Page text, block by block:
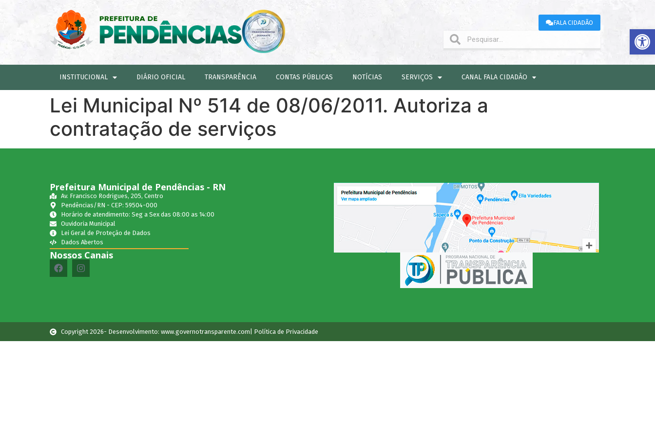
Abrir
FALA CIDADÃO
INSTITUCIONAL DIÁRIO OFICIAL TRANSPARÊNCIA CONTAS PÚBLICAS NOTÍCIAS SERVIÇOS CANAL FALA CIDADÃO
Lei Municipal Nº 514 de 08/06/2011. Autoriza a
contratação de serviços
Prefeitura Municipal de Pendências - RN
Av. Francisco Rodrigues, 205, Centro
Pendências/RN - CEP: 59504-000
Horário de atendimento: Seg a Sex das 08:00 as 14:00
Ouvidoria Municipal
Lei Geral de Proteção de Dados
Dados Abertos
Nossos Canais
Copyright 2026- Desenvolvimento: www.governotransparente.com | Política de Privacidade